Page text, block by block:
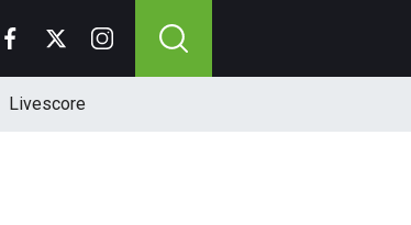
Livescore